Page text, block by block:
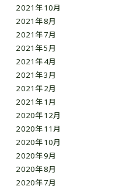
2021年10月
2021年8月
2021年7月
2021年5月
2021年4月
2021年3月
2021年2月
2021年1月
2020年12月
2020年11月
2020年10月
2020年9月
2020年8月
2020年7月